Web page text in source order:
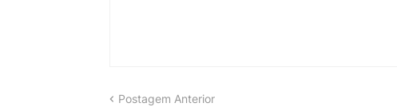
Postagem Anterior